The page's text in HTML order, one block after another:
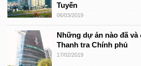
Tuyến
06/03/2019
Những dự án nào đã và
Thanh tra Chính phủ
17/02/2019